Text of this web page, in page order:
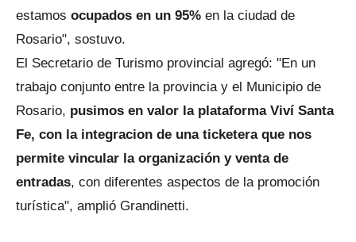
estamos ocupados en un 95% en la ciudad de
Rosario", sostuvo.
El Secretario de Turismo provincial agregó: "En un
trabajo conjunto entre la provincia y el Municipio de
Rosario, pusimos en valor la plataforma Viví Santa
Fe, con la integracion de una ticketera que nos
permite vincular la organización y venta de
entradas, con diferentes aspectos de la promoción
turística", amplió Grandinetti.